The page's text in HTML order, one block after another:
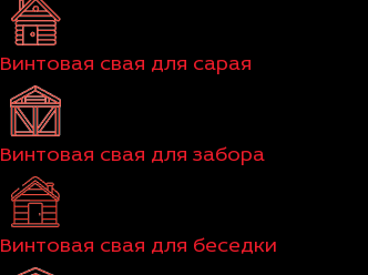
Винтовая свая для сарая
Винтовая свая для забора
Винтовая свая для беседки